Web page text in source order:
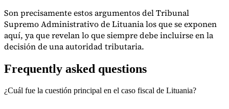
Son precisamente estos argumentos del Tribunal
Supremo Administrativo de Lituania los que se exponen
aquí, ya que revelan lo que siempre debe incluirse en la
decisión de una autoridad tributaria.
Frequently asked questions
¿Cuál fue la cuestión principal en el caso fiscal de Lituania?